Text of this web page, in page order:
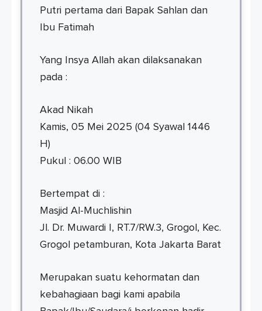
Putri pertama dari Bapak Sahlan dan
Ibu Fatimah
Yang Insya Allah akan dilaksanakan
pada :
Akad Nikah
Kamis, 05 Mei 2025 (04 Syawal 1446
H)
Pukul : 06.00 WIB
Bertempat di :
Masjid Al-Muchlishin
Jl. Dr. Muwardi I, RT.7/RW.3, Grogol, Kec.
Grogol petamburan, Kota Jakarta Barat
Merupakan suatu kehormatan dan
kebahagiaan bagi kami apabila